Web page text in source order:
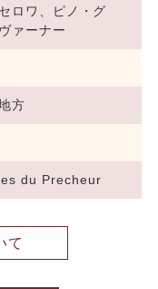
ロワ、ピノ・グ
ァーナー
方
du Precheur
て